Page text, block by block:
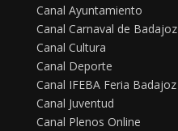
Canal Ayuntamiento
Canal Carnaval de Badajoz
Canal Cultura
Canal Deporte
Canal IFEBA Feria Badajoz
Canal Juventud
Canal Plenos Online